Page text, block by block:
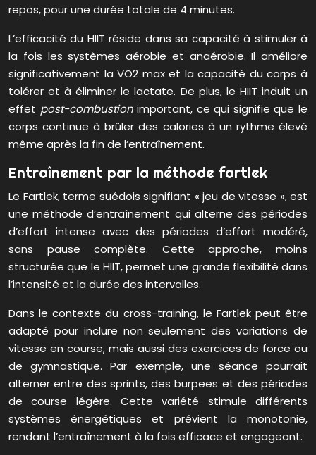
repos, pour une durée totale de 4 minutes.
L’efficacité du HIIT réside dans sa capacité à stimuler à
la fois les systèmes aérobie et anaérobie. Il améliore
significativement la VO2 max et la capacité du corps à
tolérer et à éliminer le lactate. De plus, le HIIT induit un
effet post-combustionimportant, ce qui signifie que le
corps continue à brûler des calories à un rythme élevé
même après la fin de l’entraînement.
Entraînement par la méthode fartlek
Le Fartlek, terme suédois signifiant « jeu de vitesse », est
une méthode d’entraînement qui alterne des périodes
d’effort intense avec des périodes d’effort modéré,
sans pause complète. Cette approche, moins
structurée que le HIIT, permet une grande flexibilité dans
l’intensité et la durée des intervalles.
Dans le contexte du cross-training, le Fartlek peut être
adapté pour inclure non seulement des variations de
vitesse en course, mais aussi des exercices de force ou
de gymnastique. Par exemple, une séance pourrait
alterner entre des sprints, des burpees et des périodes
de course légère. Cette variété stimule différents
systèmes énergétiques et prévient la monotonie,
rendant l’entraînement à la fois efficace et engageant.